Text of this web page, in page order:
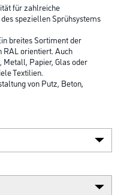
für zahlreiche
speziellen Sprühsystems
breites Sortiment der
RAL orientiert. Auch
Papier, Glas oder
Textilien.
von Putz, Beton,